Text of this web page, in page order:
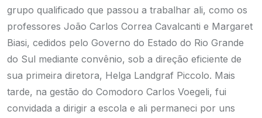
grupo qualificado que passou a trabalhar ali, como os
professores João Carlos Correa Cavalcanti e Margaret
Biasi, cedidos pelo Governo do Estado do Rio Grande
do Sul mediante convênio, sob a direção eficiente de
sua primeira diretora, Helga Landgraf Piccolo. Mais
tarde, na gestão do Comodoro Carlos Voegeli, fui
convidada a dirigir a escola e ali permaneci por uns